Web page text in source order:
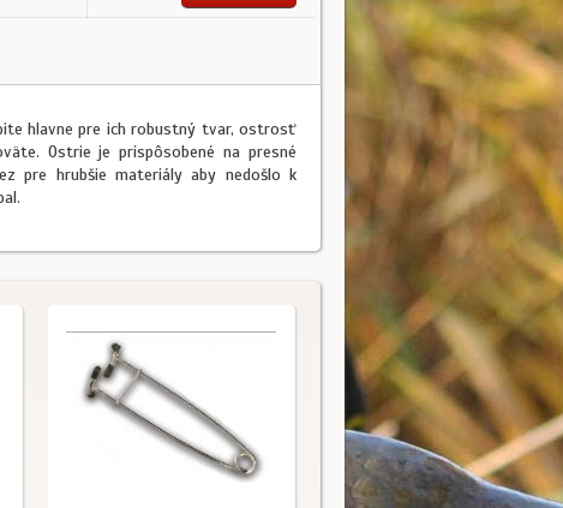
hlavne pre ich robustný tvar, ostrosť
Ostrie je prispôsobené na presné
pre hrubšie materiály aby nedošlo k